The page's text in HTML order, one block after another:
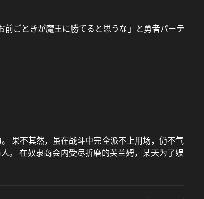
前ごときが魔王に勝てると思うな」と勇者パーティ
果不其然，虽在战斗中完全派不上用场，仍不气
。 在奴隶商会内受尽折磨的芙兰姆，某天为了娱